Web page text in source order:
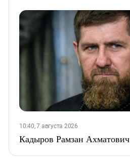
10:40, 7 августа 2026
Кадыров Рамзан Ахматович